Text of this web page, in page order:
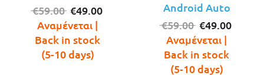
€59.00 Original
price
was:
€59.00.
€49.00
Αναμένεται |
Back in stock
(5-10 days)
Android Auto
€59.00 Original
price
was:
€59.00.
€49.00
Αναμένεται |
Back in stock
(5-10 days)